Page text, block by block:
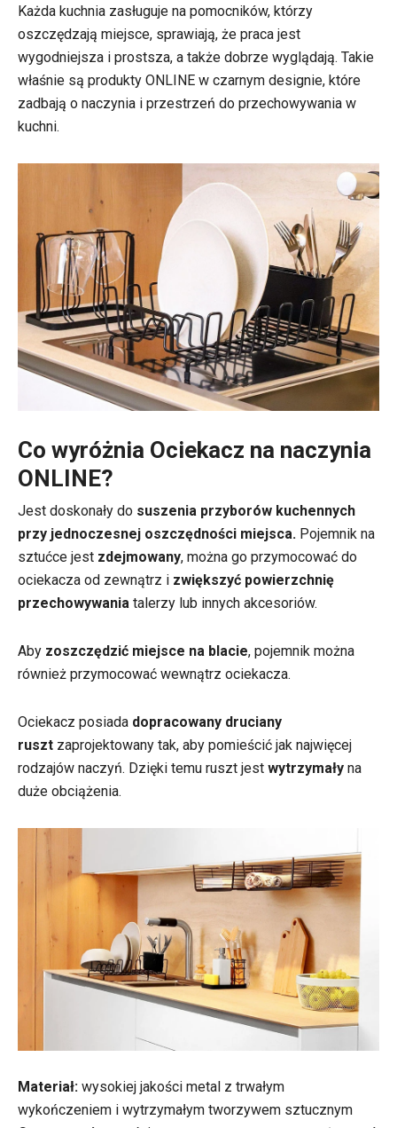
Każda kuchnia zasługuje na pomocników, którzy
oszczędzają miejsce, sprawiają, że praca jest
wygodniejsza i prostsza, a także dobrze wyglądają. Takie
właśnie są produkty ONLINE w czarnym designie, które
zadbają o naczynia i przestrzeń do przechowywania w
kuchni.
Co wyróżnia Ociekacz na naczynia
ONLINE?
Jest doskonały do suszenia przyborów kuchennych
przy jednoczesnej oszczędności miejsca. Pojemnik na
sztućce jest zdejmowany, można go przymocować do
ociekacza od zewnątrz i zwiększyć powierzchnię
przechowywania talerzy lub innych akcesoriów.
Aby zoszczędzić miejsce na blacie, pojemnik można
również przymocować wewnątrz ociekacza.
Ociekacz posiada dopracowany druciany
ruszt zaprojektowany tak, aby pomieścić jak najwięcej
rodzajów naczyń. Dzięki temu ruszt jest wytrzymały na
duże obciążenia.
Materiał: wysokiej jakości metal z trwałym
wykończeniem i wytrzymałym tworzywem sztucznym